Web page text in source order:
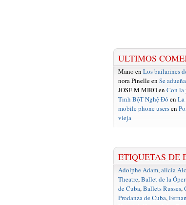
ULTIMOS
Mano en Los bailarines
nora Pinelle en Se
JOSE M MIRO en Con la
Tinh BộT Nghệ Đỏ en La
mobile phone usersen
vieja
ETIQUETAS DE
Adolphe Adam,alicia
Theatre,Ballet de la
de Cuba,Ballets Russes,
Prodanza de Cuba,